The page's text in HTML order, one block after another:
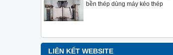
bền thép dùng máy kéo thép
LIÊN KẾT WEBSITE